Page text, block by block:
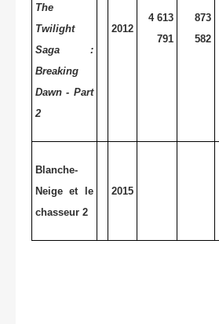
The
Twilight
Saga :
Breaking
Dawn - Part
2
2012
4 613
791
873
582
Blanche-
Neige et le
chasseur 2
2015